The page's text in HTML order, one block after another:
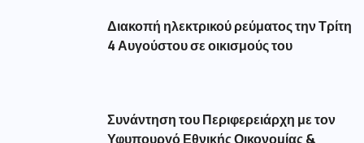
Διακοπή ηλεκτρικού ρεύματος την Τρίτη
4 Αυγούστου σε οικισμούς του
Συνάντηση του Περιφερειάρχη με τον
Υφυπουργό Εθνικής Οικονομίας &